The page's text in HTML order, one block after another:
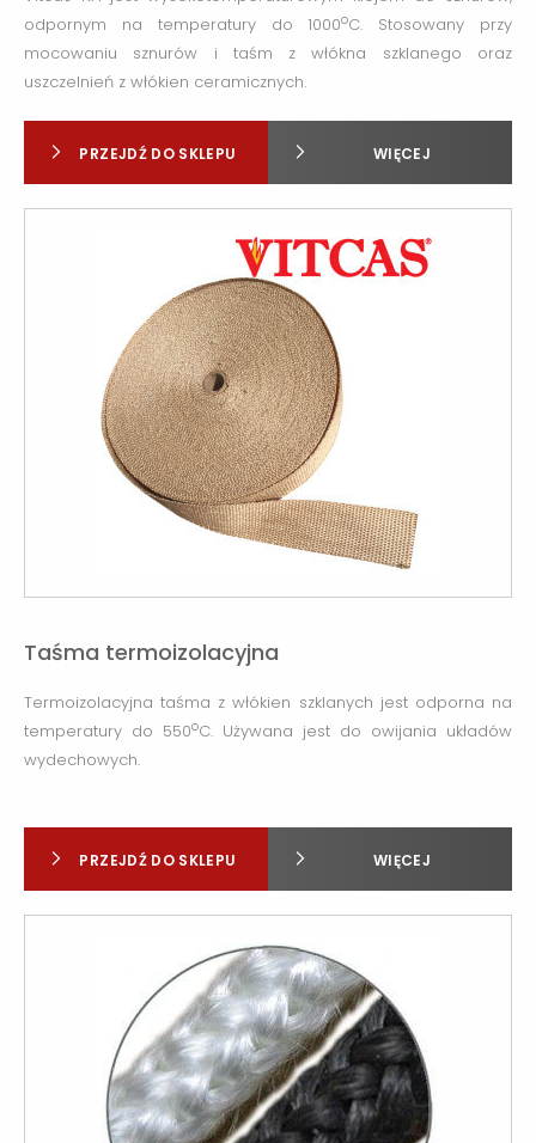
odpornym na temperatury do 1000oC. Stosowany przy
mocowaniu sznurów i taśm z włókna szklanego oraz
uszczelnień z włókien ceramicznych.
PRZEJDŹ DO SKLEPU WIĘCEJ
Taśma termoizolacyjna
Termoizolacyjna taśma z włókien szklanych jest odporna na
temperatury do 550oC. Używana jest do owijania układów
wydechowych.
PRZEJDŹ DO SKLEPU WIĘCEJ